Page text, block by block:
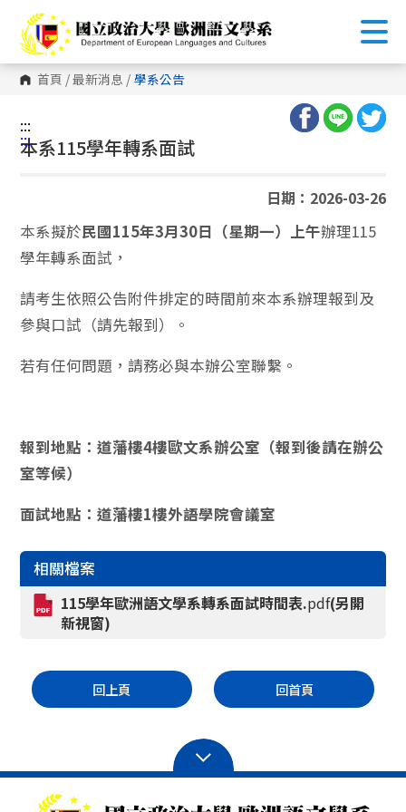
到
主
要
內
容 首頁 /最新消息 / 學系公告
:::
:::
本系115學年轉系面試
日期：2026-03-26
本系擬於民國115年3月30日（星期一）上午辦理115
學年轉系面試，
請考生依照公告附件排定的時間前來本系辦理報到及
參與口試（請先報到）。
若有任何問題，請務必與本辦公室聯繫。
報到地點：道藩樓4樓歐文系辦公室（報到後請在辦公
室等候）
面試地點：道藩樓1樓外語學院會議室
相關檔案
115學年歐洲語文學系轉系面試時間表.pdf(另開
新視窗)
回上頁 回首頁